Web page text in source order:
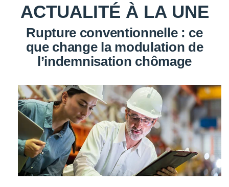
ACTUALITÉ À LA UNE
Rupture conventionnelle : ce
que change la modulation de
l’indemnisation chômage